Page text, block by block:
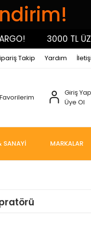
3000 TL ÜZERİ
Takip Yardım
Favorilerim
Giriş Yap
Üye Ol
SANAYİ MARKALAR